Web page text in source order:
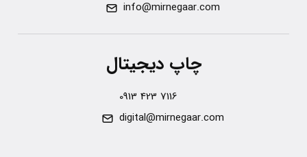
info@mirnegaar.com
چاپ دیجیتال
0913 423 7116
digital@mirnegaar.com